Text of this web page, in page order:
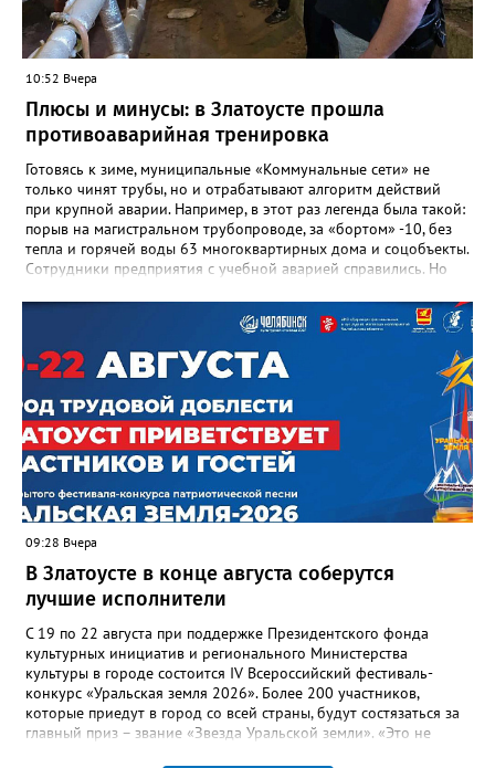
людях: в тех учителях, которых она поддержала, в тех
учениках, которых она вдохновила. Заслуженный учитель РФ,
«Отличник народного просвещения», обладатель медали «За
доблестный труд», Галина Ивановна оставила не только
награды и документы, но и работающий, живой механизм
школы, который продолжает жить её принципами», - говорится
в некрологе.
10:52 Вчера
Плюсы и минусы: в Златоусте прошла
противоаварийная тренировка
Готовясь к зиме, муниципальные «Коммунальные сети» не
только чинят трубы, но и отрабатывают алгоритм действий
при крупной аварии. Например, в этот раз легенда была такой:
порыв на магистральном трубопроводе, за «бортом» -10, без
тепла и горячей воды 63 многоквартирных дома и соцобъекты.
Сотрудники предприятия с учебной аварией справились. Но
отметили и недочёты. «Например, управляющие компании
несвоевременно приняли меры для предотвращения
“перемерзания” общей домовой тепловой сети
многоквартирного дома, отсутствовало взаимодействие с
ресурсоснабжающей организацией, ЕДДС и иными службами»,
— сообщила начальник Главного управления ГЖИ Ирина
Настенко. В следующий раз, рекомендовали в
Госжилинспекции, службы должны действовать слаженно. И
оперативно делиться информацией со всеми
заинтересованными – от поставщика тепла до конечных
потребителей.
09:28 Вчера
В Златоусте в конце августа соберутся
лучшие исполнители
С 19 по 22 августа при поддержке Президентского фонда
культурных инициатив и регионального Министерства
культуры в городе состоится IV Всероссийский фестиваль-
конкурс «Уральская земля 2026». Более 200 участников,
которые приедут в город со всей страны, будут состязаться за
главный приз – звание «Звезда Уральской земли». «Это не